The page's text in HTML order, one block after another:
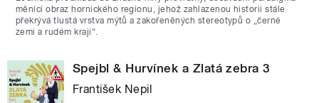
měnící obraz hornického regionu, jehož zahlazenou historii stále
překrývá tlustá vrstva mýtů a zakořeněných stereotypů o „černé
zemi a rudém kraji“.
Spejbl & Hurvínek a Zlatá zebra 3
František Nepil